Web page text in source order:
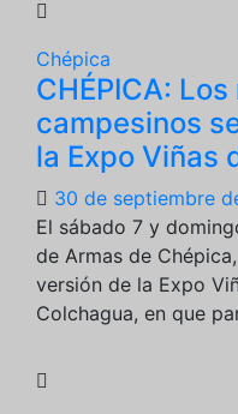
Chépica
CHÉPICA:
campesinos
la Expo Viñas
30 de septiembre
El sábado 7 y
de Armas de
versión de la Expo
Colchagua, en que